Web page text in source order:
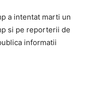
a intentat marti un
si pe reporterii de
informatii